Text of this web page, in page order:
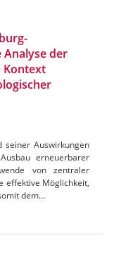
Analyse der
Kontext
seiner Auswirkungen
erneuerbarer
von zentraler
effektive Möglichkeit,
dem…